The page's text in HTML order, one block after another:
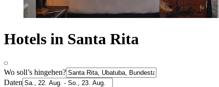
Hotels in Santa Rita
Wo soll’s hingehen?
Daten